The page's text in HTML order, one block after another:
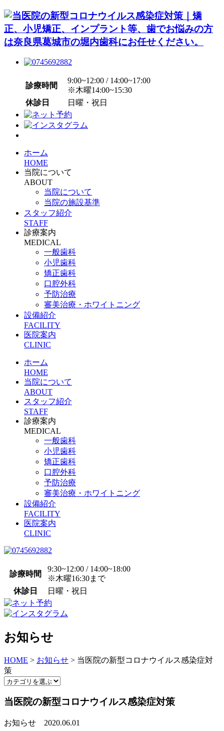
診療時間
9:00~12:00 / 14:00~17:00
※木曜14:00~15:30
休診日
日曜・祝日
ホーム
HOME
当院について
ABOUT
当院について
当院の施設基準
スタッフ紹介
STAFF
診療案内
MEDICAL
一般歯科
小児歯科
矯正歯科
口腔外科
予防治療
審美治療・ホワイトニング
設備紹介
FACILITY
医院案内
CLINIC
ホーム
HOME
当院について
ABOUT
スタッフ紹介
STAFF
診療案内
MEDICAL
一般歯科
小児歯科
矯正歯科
口腔外科
予防治療
審美治療・ホワイトニング
設備紹介
FACILITY
医院案内
CLINIC
診療時間
9:30~12:00 / 14:00~18:00
※木曜16:30まで
休診日
日曜・祝日
お知らせ
HOME > お知らせ > 当医院の新型コロナウイルス感染症対
策
当医院の新型コロナウイルス感染症対策
お知らせ 2020.06.01